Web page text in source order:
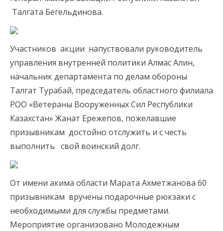
Талгата Бегельдинова.
Участников акции напуствовали руководитель
управления внутренней политики Алмас Алин,
начальник департамента по делам обороны
Талгат Турабай, председатель областного филиала
РОО «Ветераны Вооруженных Сил Республики
Казахстан» Жанат Ережепов, пожелавшие
призывникам достойно отслужить и с честь
выполнить свой воинский долг.
От имени акима области Марата Ахметжанова 60
призывникам вручены подарочные рюкзаки с
необходимыми для службы предметами.
Мероприятие организовано Молодежным